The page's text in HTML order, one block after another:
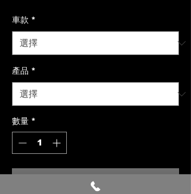
車款 *
產品 *
數量 *
新增至購物車